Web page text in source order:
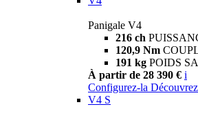
Panigale V4
216 ch
120,9 Nm
191 kg POIDS
À partir de 28 390 € i
Configurez-la
V4 S